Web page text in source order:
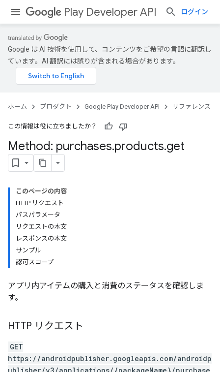
Play Developer API ログイン
Google は AI 技術を使用して、コンテンツをご希望の言語に翻訳し
ています。AI 翻訳には誤りが含まれる場合があります。
ホーム プロダクト Google Play Developer API リファレンス
この情報は役に立ちましたか？
Method: purchases.products.get
このページの内容
HTTP リクエスト
パスパラメータ
リクエストの本文
レスポンスの本文
サンプル
認可スコープ
アプリ内アイテムの購入と消費のステータスを確認しま
す。
HTTP リクエスト
GET
https://androidpublisher.googleapis.com/androidp